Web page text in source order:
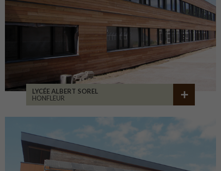
LYCÉE ALBERT SOREL
HONFLEUR